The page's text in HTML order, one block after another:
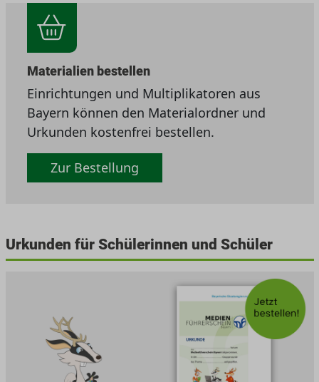
Materialien bestellen
Einrichtungen und Multiplikatoren aus
Bayern können den Materialordner und
Urkunden kostenfrei bestellen.
Zur Bestellung
Urkunden für Schülerinnen und Schüler